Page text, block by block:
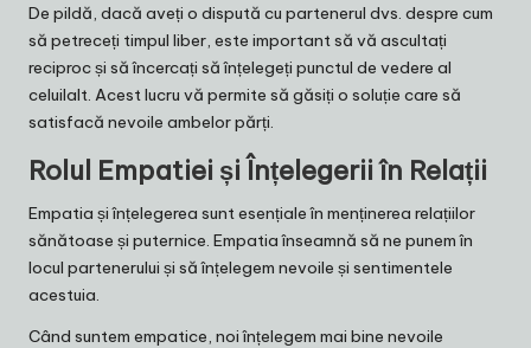
De pildă, dacă aveți o dispută cu partenerul dvs. despre cum
să petreceți timpul liber, este important să vă ascultați
reciproc și să încercați să înțelegeți punctul de vedere al
celuilalt. Acest lucru vă permite să găsiți o soluție care să
satisfacă nevoile ambelor părți.
Rolul Empatiei și Înțelegerii în Relații
Empatia și înțelegerea sunt esențiale în menținerea relațiilor
sănătoase și puternice. Empatia înseamnă să ne punem în
locul partenerului și să înțelegem nevoile și sentimentele
acestuia.
Când suntem empatice, noi înțelegem mai bine nevoile